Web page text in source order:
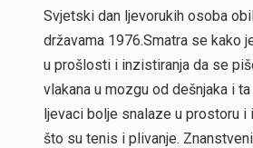
Svjetski dan ljevorukih osoba
državama 1976.Smatra se kako
u prošlosti i inzistiranja da se
vlakana u mozgu od dešnjaka i
ljevaci bolje snalaze u prostoru
što su tenis i plivanje.